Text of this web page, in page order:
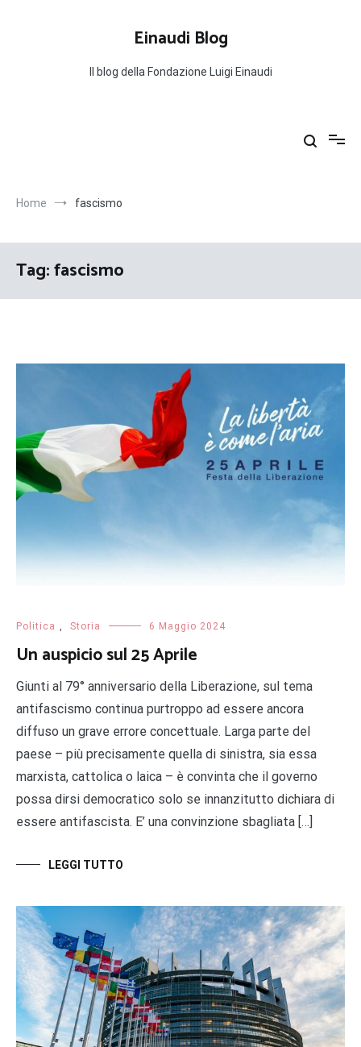
Einaudi Blog
Il blog della Fondazione Luigi Einaudi
Home fascismo
Tag:fascismo
Politica , Storia 6 Maggio 2024
Un auspicio sul 25 Aprile
Giunti al 79° anniversario della Liberazione, sul tema
antifascismo continua purtroppo ad essere ancora
diffuso un grave errore concettuale. Larga parte del
paese – più precisamente quella di sinistra, sia essa
marxista, cattolica o laica – è convinta che il governo
possa dirsi democratico solo se innanzitutto dichiara di
essere antifascista. E’ una convinzione sbagliata […]
LEGGI TUTTO